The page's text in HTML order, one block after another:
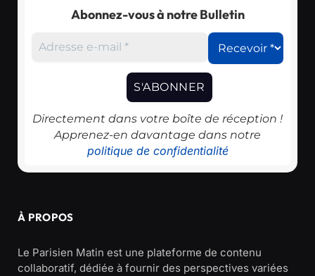
Abonnez-vous à notre Bulletin
Directement dans votre boîte de réception !
Apprenez-en davantage dans notre
politique de confidentialité
À PROPOS
Le Parisien Matin est une plateforme de contenu
collaboratif, dédiée à fournir des perspectives variées